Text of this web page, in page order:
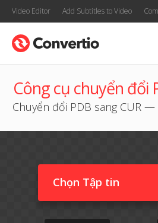
Video Editor Add Subtitles to Video
Công cụ chuyển đổi
Chuyển đổi PDB sang CUR
Chọn Tập tin